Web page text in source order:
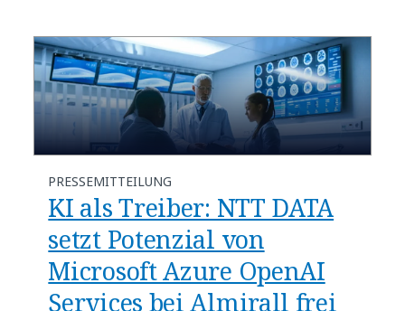
PRESSEMITTEILUNG
KI als Treiber: NTT DATA
setzt Potenzial von
Microsoft Azure OpenAI
Services bei Almirall frei